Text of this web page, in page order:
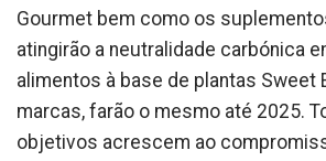
Gourmet bem como os
atingirão a neutralidade carbónica
alimentos à base de plantas Sweet
marcas, farão o mesmo até 2025.
objetivos acrescem ao